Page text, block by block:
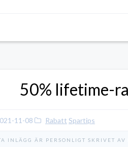
50% lifetime-
11-08 Rabatt Spartips
INLÄGG ÄR PERSONLIGT SKRIVET